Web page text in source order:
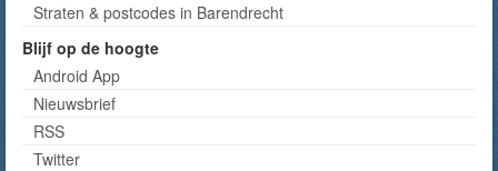
Straten & postcodes in Barendrecht
Blijf op de hoogte
Android App
Nieuwsbrief
RSS
Twitter